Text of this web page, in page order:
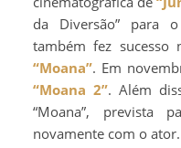
da Diversão” para
também fez sucesso
“Moana”. Em
“Moana 2”. Além
“Moana”, prevista
novamente com o ator.